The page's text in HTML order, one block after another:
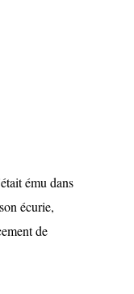
ému dans
écurie,
de